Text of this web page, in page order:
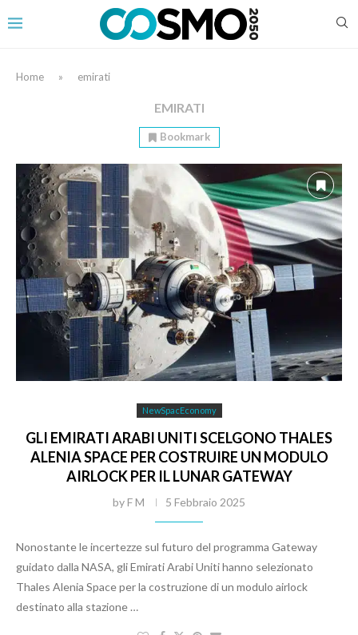
Home » emirati
EMIRATI
Bookmark
NewSpacEconomy
GLI EMIRATI ARABI UNITI SCELGONO THALES
ALENIA SPACE PER COSTRUIRE UN MODULO
AIRLOCK PER IL LUNAR GATEWAY
byF M 5 Febbraio 2025
Nonostante le incertezze sul futuro del programma Gateway
guidato dalla NASA, gli Emirati Arabi Uniti hanno selezionato
Thales Alenia Space per la costruzione di un modulo airlock
destinato alla stazione …